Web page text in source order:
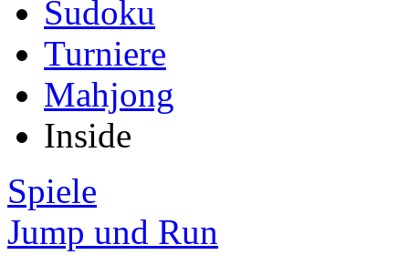
Sudoku
Turniere
Mahjong
Inside
Spiele
Jump und Run